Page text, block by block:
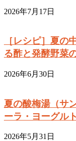
2026年7月17日
［レシピ］夏の
る酢と発酵野菜
2026年6月30日
夏の酸梅湯（サ
ーラ・ヨーグル
2026年5月31日